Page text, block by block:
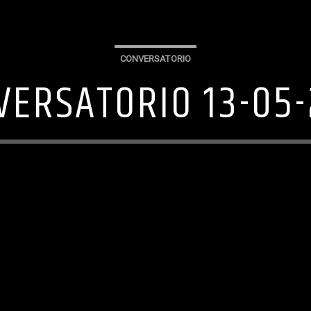
CONVERSATORIO
13-